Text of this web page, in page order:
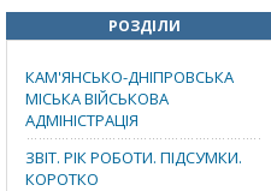
РОЗДІЛИ
КАМ'ЯНСЬКО-ДНІПРОВСЬКА
МІСЬКА ВІЙСЬКОВА
АДМІНІСТРАЦІЯ
ЗВІТ. РІК РОБОТИ. ПІДСУМКИ.
КОРОТКО